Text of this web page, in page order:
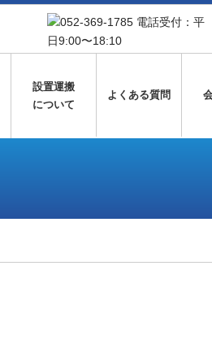
設置運搬
について
よくある質問